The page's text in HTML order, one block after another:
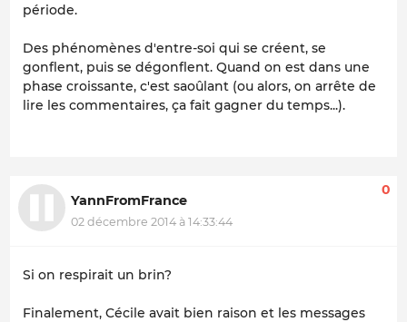
période.
Des phénomènes d'entre-soi qui se créent, se
gonflent, puis se dégonflent. Quand on est dans une
phase croissante, c'est saoûlant (ou alors, on arrête de
lire les commentaires, ça fait gagner du temps...).
YannFromFrance
02 décembre 2014 à 14:33:44
0
Si on respirait un brin?
Finalement, Cécile avait bien raison et les messages